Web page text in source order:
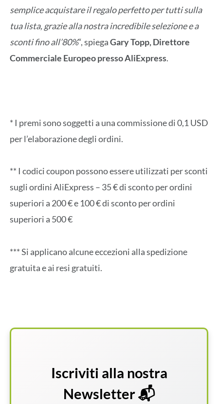
semplice acquistare il regalo perfetto per tutti sulla
tua lista, grazie alla nostra incredibile selezione e a
sconti fino all’80%“, spiegaGary Topp, Direttore
Commerciale Europeo presso AliExpress.
* I premi sono soggetti a una commissione di 0,1 USD
per l’elaborazione degli ordini.
** I codici coupon possono essere utilizzati per sconti
sugli ordini AliExpress – 35 € di sconto per ordini
superiori a 200 € e 100 € di sconto per ordini
superiori a 500 €
*** Si applicano alcune eccezioni alla spedizione
gratuita e ai resi gratuiti.
Iscriviti alla nostra
Newsletter 📬